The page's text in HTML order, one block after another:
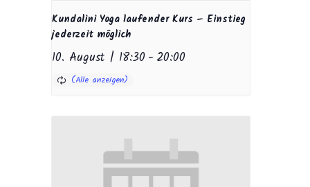
Kundalini Yoga laufender Kurs – Einstieg
jederzeit möglich
10. August | 18:30 -20:00